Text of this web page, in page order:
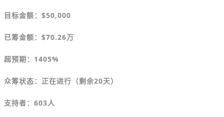
目标金额：$50,000
已筹金额： $70.26万
超预期：1405%
众筹状态：正在进行（剩余20天）
支持者：603人